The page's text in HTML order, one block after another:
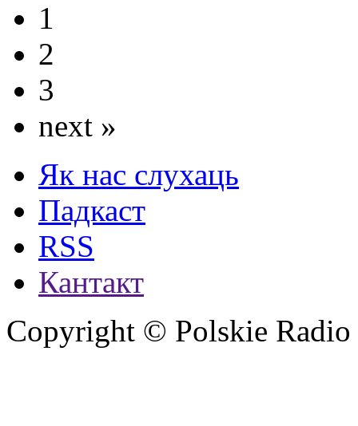
1
2
3
next »
Як нас слухаць
Падкаст
RSS
Кантакт
Copyright © Polskie